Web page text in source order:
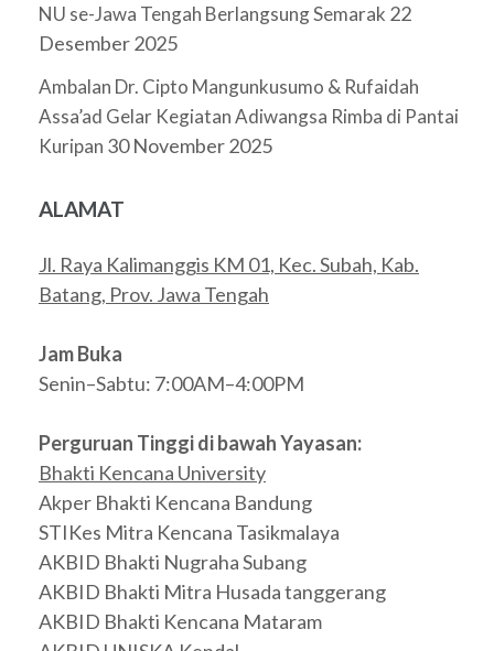
NU se-Jawa Tengah Berlangsung Semarak 22
Desember 2025
Ambalan Dr. Cipto Mangunkusumo & Rufaidah
Assa’ad Gelar Kegiatan Adiwangsa Rimba di Pantai
Kuripan 30 November 2025
ALAMAT
Jl. Raya Kalimanggis KM 01, Kec. Subah, Kab.
Batang, Prov. Jawa Tengah
Jam Buka
Senin–Sabtu: 7:00AM–4:00PM
Perguruan Tinggi di bawah Yayasan:
Bhakti Kencana University
Akper Bhakti Kencana Bandung
STIKes Mitra Kencana Tasikmalaya
AKBID Bhakti Nugraha Subang
AKBID Bhakti Mitra Husada tanggerang
AKBID Bhakti Kencana Mataram